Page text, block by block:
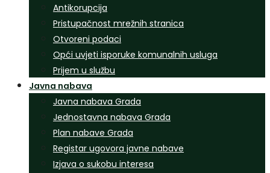
Antikorupcija
Pristupačnost mrežnih stranica
Otvoreni podaci
Opći uvjeti isporuke komunalnih usluga
Prijem u službu
Javna nabava
Javna nabava Grada
Jednostavna nabava Grada
Plan nabave Grada
Registar ugovora javne nabave
Izjava o sukobu interesa